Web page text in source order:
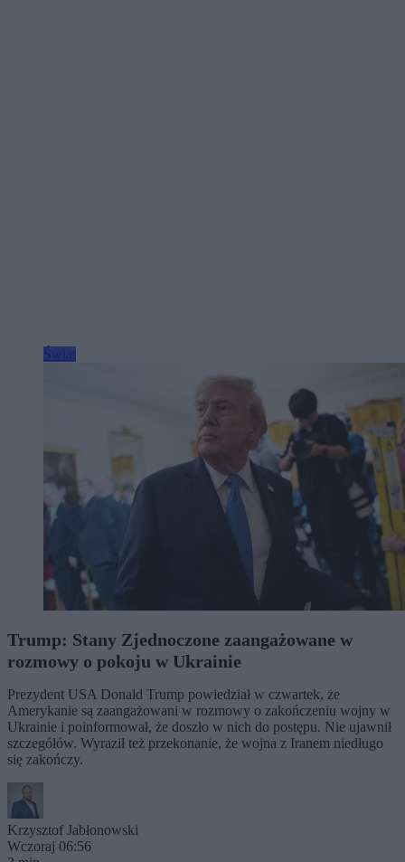
Trump: Stany Zjednoczone zaangażowane w
rozmowy o pokoju w Ukrainie
Prezydent USA Donald Trump powiedział w czwartek, że
Amerykanie są zaangażowani w rozmowy o zakończeniu wojny w
Ukrainie i poinformował, że doszło w nich do postępu. Nie ujawnił
szczegółów. Wyraził też przekonanie, że wojna z Iranem niedługo
się zakończy.
Krzysztof Jabłonowski
Wczoraj 06:56